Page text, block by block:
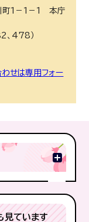
町1－1－1 本庁
、478）
せは専用フォー
見ています